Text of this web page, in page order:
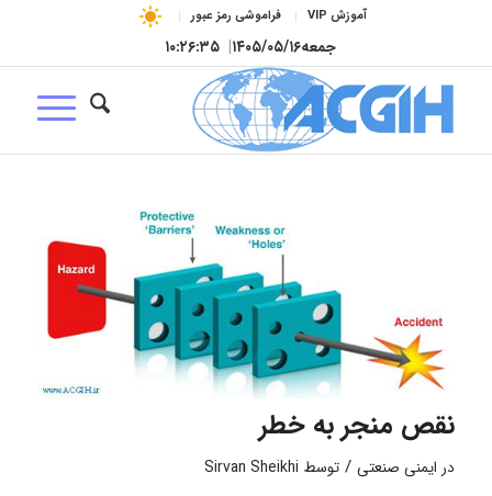
آموزش VIP فراموشی رمز عبور
جمعه۱۴۰۵/۰۵/۱۶| ۱۰:۲۶:۳۵
نقص منجر به خطر
در ایمنی صنعتی / توسط Sirvan Sheikhi